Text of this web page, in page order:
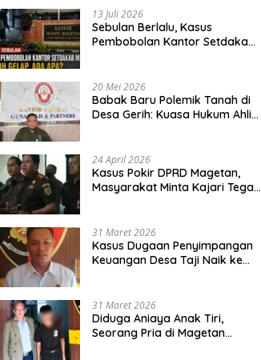
13 Juli 2026
Sebulan Berlalu, Kasus
Pembobolan Kantor Setdakab
20 Mei 2026
Babak Baru Polemik Tanah di
Desa Gerih: Kuasa Hukum Ahli
24 April 2026
Kasus Pokir DPRD Magetan,
Masyarakat Minta Kajari Tegak
31 Maret 2026
Kasus Dugaan Penyimpangan
Keuangan Desa Taji Naik ke
31 Maret 2026
Diduga Aniaya Anak Tiri,
Seorang Pria di Magetan